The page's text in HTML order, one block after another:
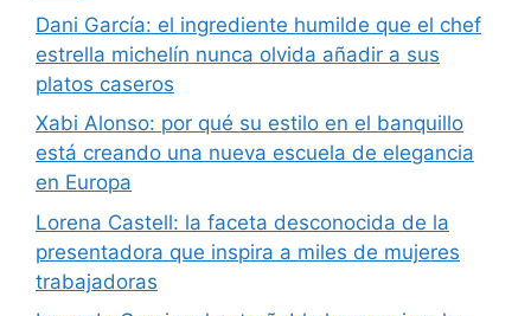
Dani García: el ingrediente humilde que el chef
estrella michelín nunca olvida añadir a sus
platos caseros
Xabi Alonso: por qué su estilo en el banquillo
está creando una nueva escuela de elegancia
en Europa
Lorena Castell: la faceta desconocida de la
presentadora que inspira a miles de mujeres
trabajadoras